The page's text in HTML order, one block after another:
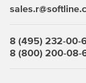
8 (495) 232-00-
8 (800) 200-08-